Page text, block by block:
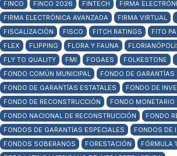
FINCO FINCO 2026 FINTECH
FIRMA
FIRMA ELECTRÓNICA AVANZADA
FIRMA VIRTUAL
FISCALIZACIÓN
FISCO FITCH RATINGS FITO
FLEX
FLIPPING FLORA Y FAUNA
FLY TO QUALITY
FMI FOGAES FOLKESTONE
FONDO COMÚN MUNICIPAL
FONDO DE GARANTÍAS
FONDO DE GARANTÍAS ESTATALES
FONDO DE
FONDO DE RECONSTRUCCIÓN
FONDO
FONDO NACIONAL DE RECONSTRUCCIÓN
FONDO
FONDOS DE GARANTÍAS ESPECIALES
FONDOS DE
FONDOS SOBERANOS
FORESTACIÓN
FÓRMULA 1